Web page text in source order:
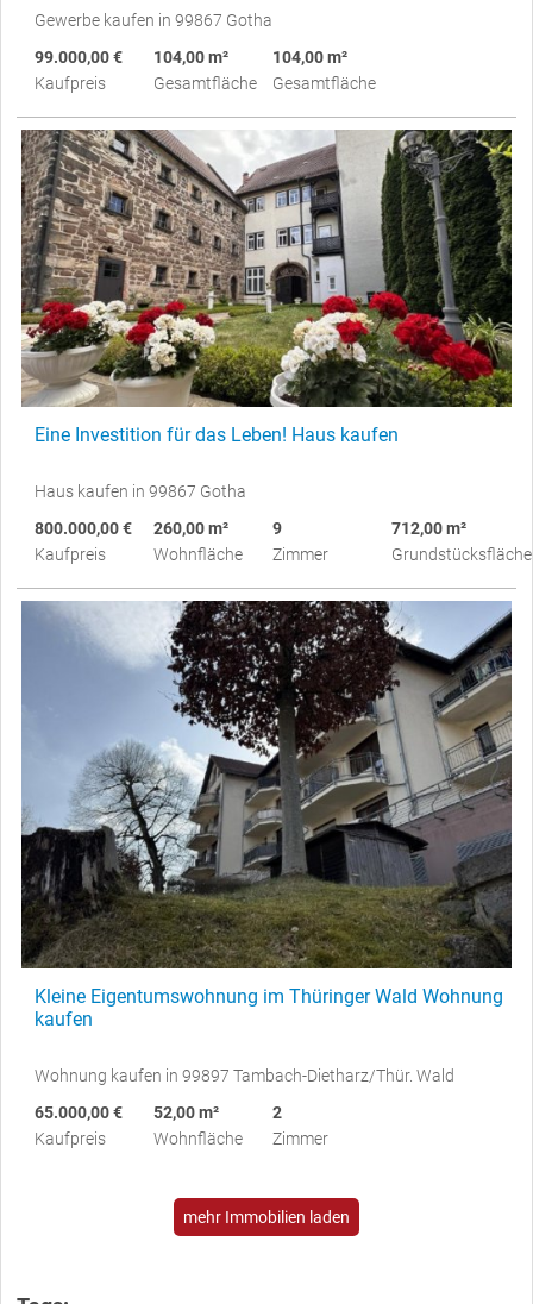
Gewerbe kaufen in 99867 Gotha
99.000,00 €
Kaufpreis
104,00 m²
Gesamtfläche
104,00 m²
Gesamtfläche
Eine Investition für das Leben! Haus kaufen
Haus kaufen in 99867 Gotha
800.000,00 €
Kaufpreis
260,00 m²
Wohnfläche
9
Zimmer
712,00 m²
Grundstücksfläche
Kleine Eigentumswohnung im Thüringer Wald Wohnung
kaufen
Wohnung kaufen in 99897 Tambach-Dietharz/Thür. Wald
65.000,00 €
Kaufpreis
52,00 m²
Wohnfläche
2
Zimmer
mehr Immobilien laden